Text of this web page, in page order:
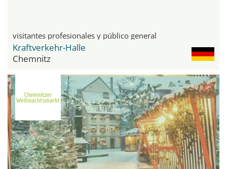
visitantes profesionales y público general
Kraftverkehr-Halle
Chemnitz